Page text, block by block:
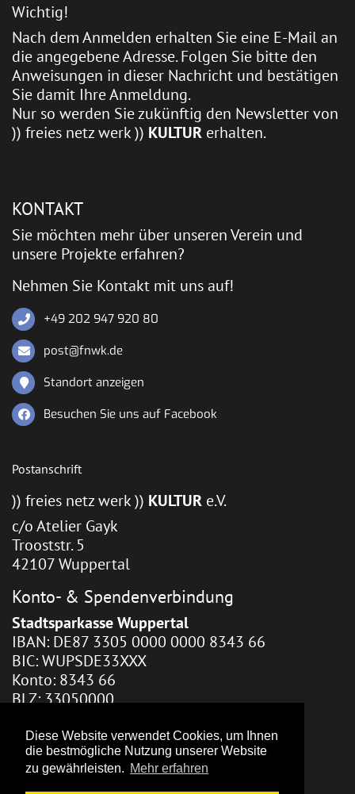
Diese Website verwendet Cookies, um Ihnen
die bestmögliche Nutzung unserer Website
zu gewährleisten. Mehr erfahren
Wichtig!
Nach dem Anmelden erhalten Sie eine E-Mail an
die angegebene Adresse. Folgen Sie bitte den
Anweisungen in dieser Nachricht und bestätigen
Sie damit Ihre Anmeldung.
Nur so werden Sie zukünftig den Newsletter von
)) freies netz werk )) KULTUR erhalten.
KONTAKT
Sie möchten mehr über unseren Verein und
unsere Projekte erfahren?
Nehmen Sie Kontakt mit uns auf!
+49 202 947 920 80
post@fnwk.de
Standort anzeigen
Besuchen Sie uns auf Facebook
Postanschrift
)) freies netz werk )) KULTUR e.V.
c/o Atelier Gayk
Trooststr. 5
42107 Wuppertal
Konto- & Spendenverbindung
Stadtsparkasse Wuppertal
IBAN: DE87 3305 0000 0000 8343 66
BIC: WUPSDE33XXX
Konto: 8343 66
BLZ: 33050000
Webhosting / Redaktion
Zara Gayk